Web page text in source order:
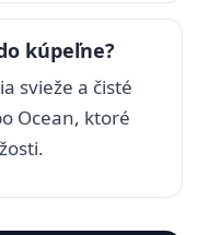
kúpeľne?
svieže a čisté
Ocean, ktoré